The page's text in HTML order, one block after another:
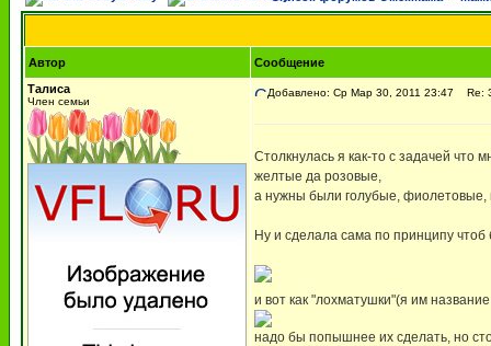
Автор
Сообщение
Талиса
Член семьи
Добавлено: Ср Мар 30, 2011 23:47 Re:
Столкнулась я как-то с задачей что
желтые да розовые,
а нужны были голубые, фиолетовые,
Ну и сделала сама по принципу
и вот как "лохматушки"(я им
надо бы попышнее их сделать, но